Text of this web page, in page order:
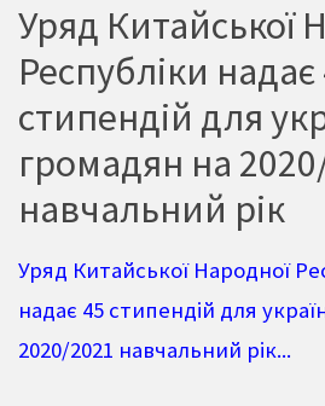
Уряд Китайської
Республіки надає
стипендій для
громадян на
навчальний рік
Уряд Китайської Народної
надає 45 стипендій для
2020/2021 навчальний рік...